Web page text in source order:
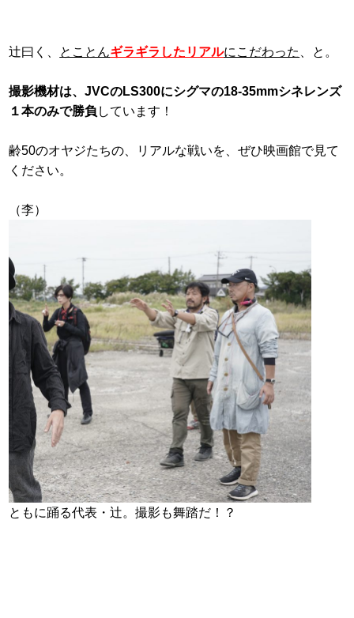
辻曰く、 とことんギラギラしたリアルにこだわった 、と。
撮影機材は、JVCのLS300にシグマの18-35mmシネレンズ
１本のみで勝負 しています！
齢50のオヤジたちの、リアルな戦いを、ぜひ映画館で見て
ください。
（李）
ともに踊る代表・辻。撮影も舞踏だ！？